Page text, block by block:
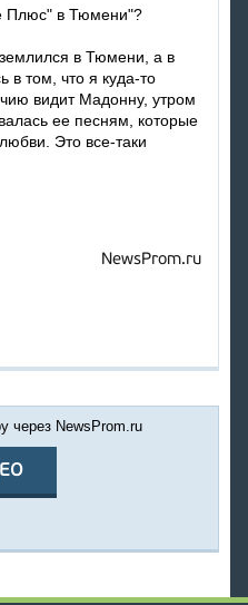
Плюс" в Тюмени"?
в Тюмени, а в
том, что я куда-то
видит Мадонну, утром
ее песням, которые
Это все-таки
NewsProm.ru
через NewsProm.ru